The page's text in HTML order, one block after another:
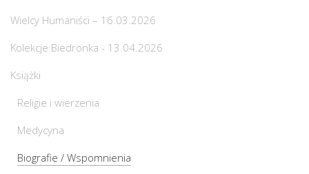
Wielcy Humaniści – 16.03.2026
Kolekcje Biedronka - 13.04.2026
Książki
Religie i wierzenia
Medycyna
Biografie / Wspomnienia